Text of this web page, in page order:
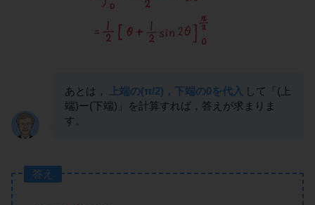
あとは， 上端の(π/2)，下端の0を代入 して「(上
端)ー(下端)」を計算すれば，答えが求まりま
す。
答え